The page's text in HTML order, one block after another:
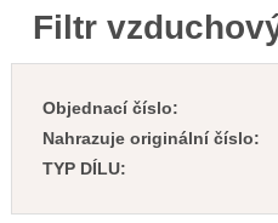
Filtr
Objednací číslo:
Nahrazuje originální číslo:
TYP DÍLU: